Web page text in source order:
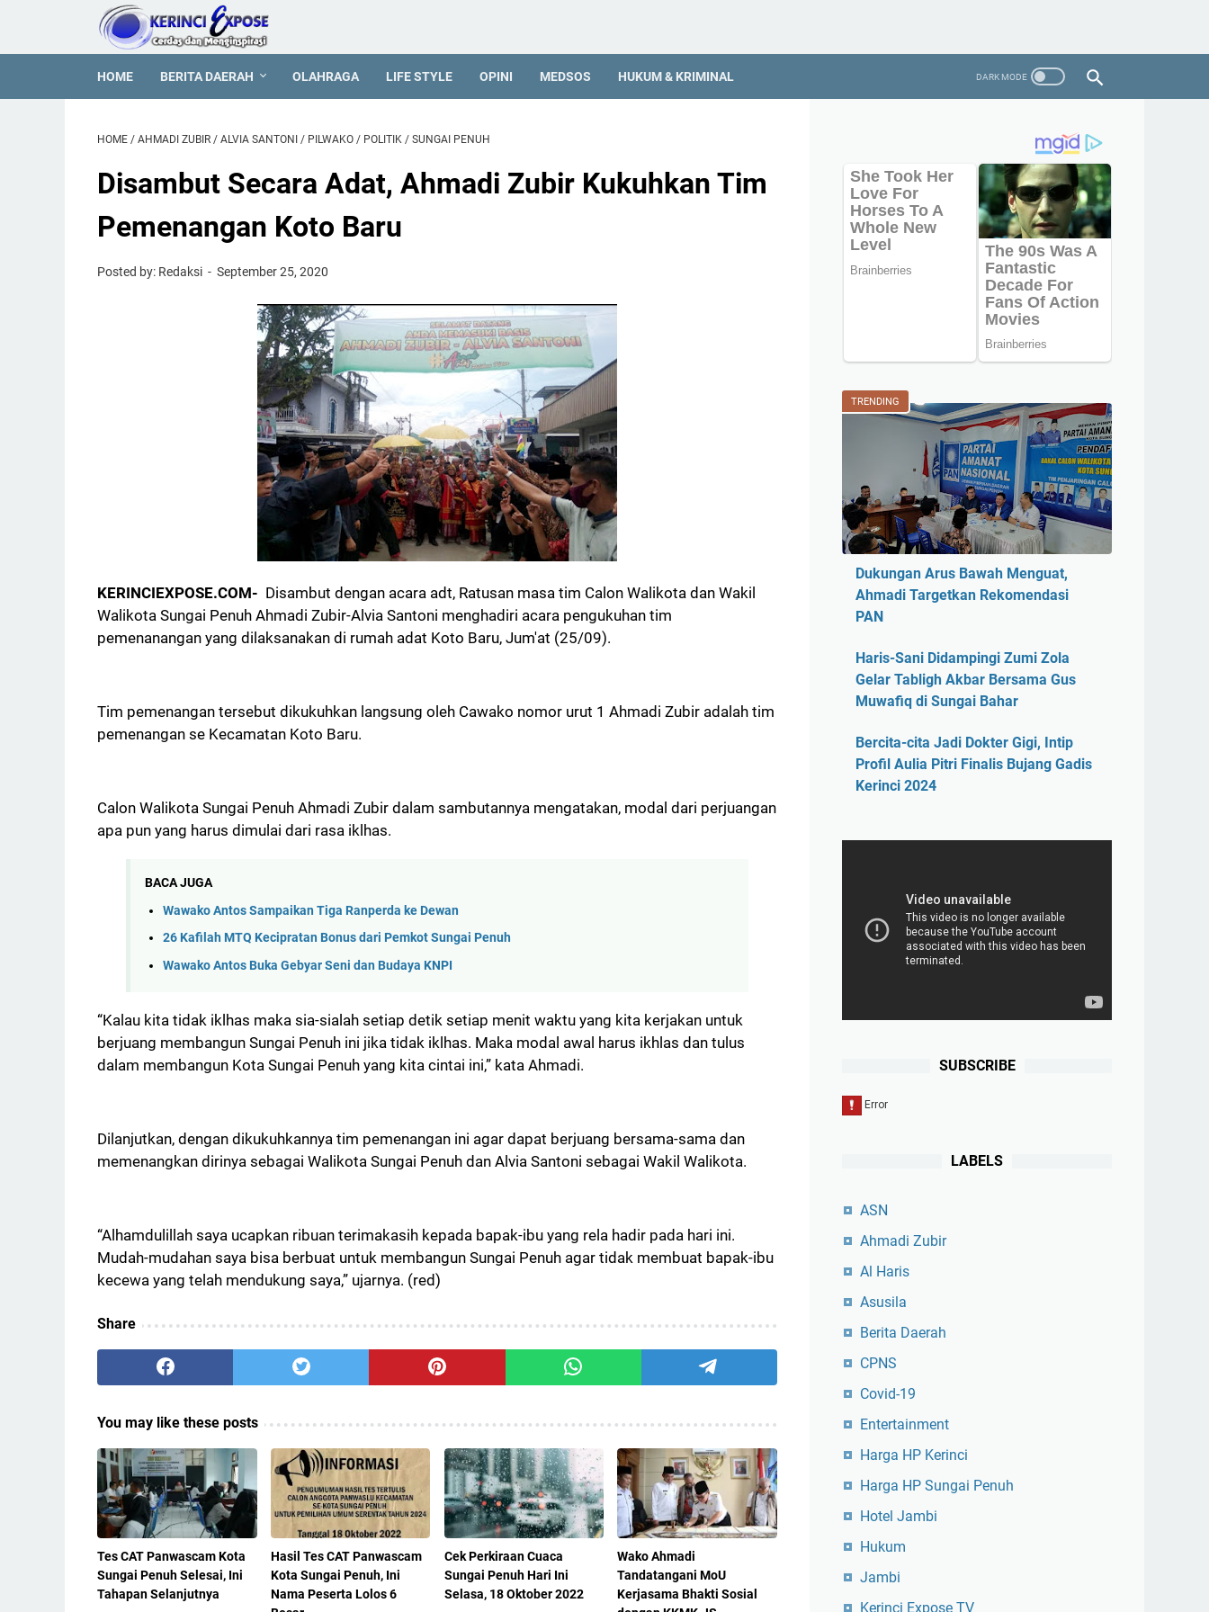
HOME BERITA DAERAH OLAHRAGA LIFE STYLE OPINI MEDSOS HUKUM & KRIMINAL
HOME / AHMADI ZUBIR / ALVIA SANTONI / PILWAKO / POLITIK / SUNGAI PENUH
Disambut Secara Adat, Ahmadi Zubir Kukuhkan Tim
Pemenangan Koto Baru
Posted by: Redaksi September 25, 2020
KERINCIEXPOSE.COM- Disambut dengan acara adt, Ratusan masa tim Calon Walikota dan Wakil
Walikota Sungai Penuh Ahmadi Zubir-Alvia Santoni menghadiri acara pengukuhan tim
pemenanangan yang dilaksanakan di rumah adat Koto Baru, Jum'at (25/09).
Tim pemenangan tersebut dikukuhkan langsung oleh Cawako nomor urut 1 Ahmadi Zubir adalah tim
pemenangan se Kecamatan Koto Baru.
Calon Walikota Sungai Penuh Ahmadi Zubir dalam sambutannya mengatakan, modal dari perjuangan
apa pun yang harus dimulai dari rasa iklhas.
BACA JUGA
Wawako Antos Sampaikan Tiga Ranperda ke Dewan
26 Kafilah MTQ Kecipratan Bonus dari Pemkot Sungai Penuh
Wawako Antos Buka Gebyar Seni dan Budaya KNPI
“Kalau kita tidak iklhas maka sia-sialah setiap detik setiap menit waktu yang kita kerjakan untuk
berjuang membangun Sungai Penuh ini jika tidak iklhas. Maka modal awal harus ikhlas dan tulus
dalam membangun Kota Sungai Penuh yang kita cintai ini,” kata Ahmadi.
Dilanjutkan, dengan dikukuhkannya tim pemenangan ini agar dapat berjuang bersama-sama dan
memenangkan dirinya sebagai Walikota Sungai Penuh dan Alvia Santoni sebagai Wakil Walikota.
“Alhamdulillah saya ucapkan ribuan terimakasih kepada bapak-ibu yang rela hadir pada hari ini.
Mudah-mudahan saya bisa berbuat untuk membangun Sungai Penuh agar tidak membuat bapak-ibu
kecewa yang telah mendukung saya,” ujarnya. (red)
Share
You may like these posts
Tes CAT Panwascam Kota
Sungai Penuh Selesai, Ini
Tahapan Selanjutnya
Hasil Tes CAT Panwascam
Kota Sungai Penuh, Ini
Nama Peserta Lolos 6
Cek Perkiraan Cuaca
Sungai Penuh Hari Ini
Selasa, 18 Oktober 2022
Wako Ahmadi
Tandatangani MoU
Kerjasama Bhakti Sosial
TRENDING
Dukungan Arus Bawah Menguat,
Ahmadi Targetkan Rekomendasi
PAN
Haris-Sani Didampingi Zumi Zola
Gelar Tabligh Akbar Bersama Gus
Muwafiq di Sungai Bahar
Bercita-cita Jadi Dokter Gigi, Intip
Profil Aulia Pitri Finalis Bujang Gadis
Kerinci 2024
SUBSCRIBE
LABELS
ASN
Ahmadi Zubir
Al Haris
Asusila
Berita Daerah
CPNS
Covid-19
Entertainment
Harga HP Kerinci
Harga HP Sungai Penuh
Hotel Jambi
Hukum
Jambi
Kerinci Expose TV